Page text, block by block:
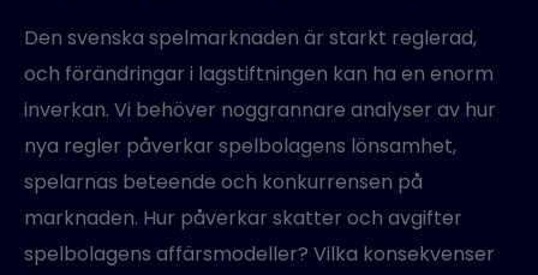
Den svenska spelmarknaden är starkt reglerad,
och förändringar i lagstiftningen kan ha en enorm
inverkan. Vi behöver noggrannare analyser av hur
nya regler påverkar spelbolagens lönsamhet,
spelarnas beteende och konkurrensen på
marknaden. Hur påverkar skatter och avgifter
spelbolagens affärsmodeller? Vilka konsekvenser